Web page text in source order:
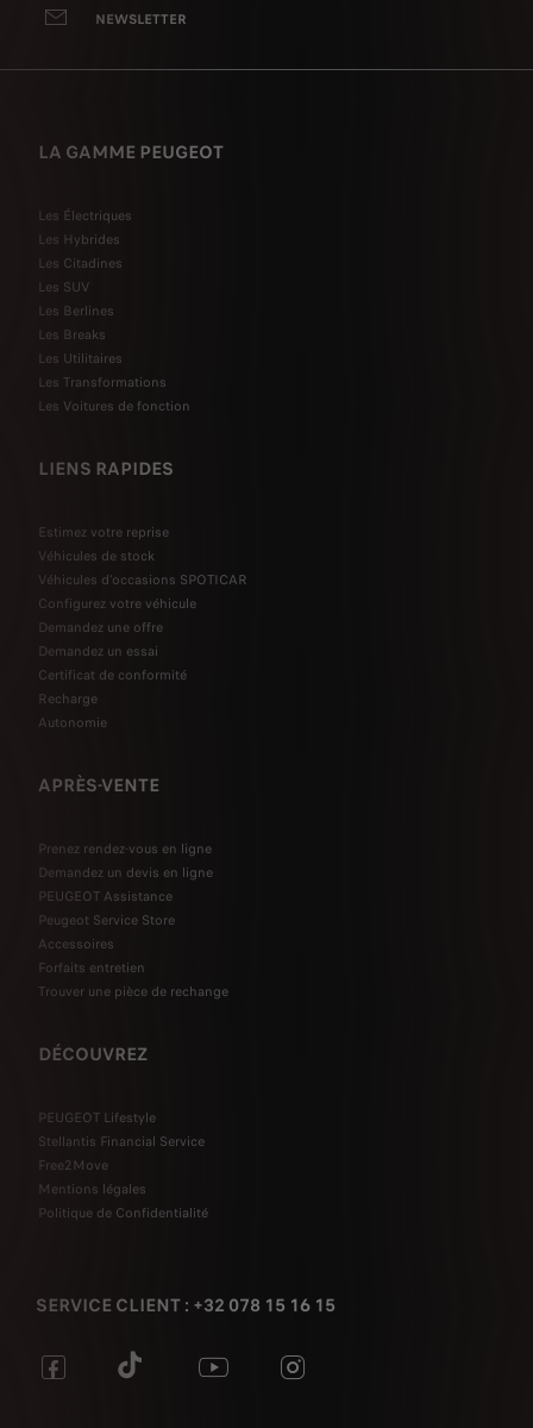
NEWSLETTER
LA GAMME PEUGEOT
Les Électriques
Les Hybrides
Les Citadines
Les SUV
Les Berlines
Les Breaks
Les Utilitaires
Les Transformations
Les Voitures de fonction
LIENS RAPIDES
Estimez votre reprise
Véhicules de stock
Véhicules d'occasions SPOTICAR
Configurez votre véhicule
Demandez une offre
Demandez un essai
Certificat de conformité
Recharge
Autonomie
APRÈS-VENTE
Prenez rendez-vous en ligne
Demandez un devis en ligne
PEUGEOT Assistance
Peugeot Service Store
Accessoires
Forfaits entretien
Trouver une pièce de rechange
DÉCOUVREZ
PEUGEOT Lifestyle
Stellantis Financial Service
Free2Move
Mentions légales
Politique de Confidentialité
SERVICE CLIENT : +32 078 15 16 15